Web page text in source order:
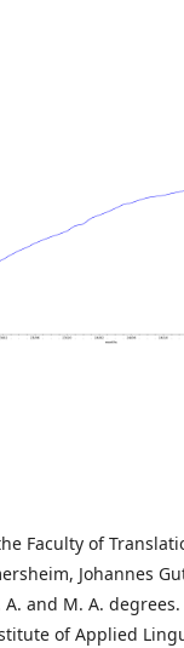
Faculty of
Johannes
and M. A.
of Applied